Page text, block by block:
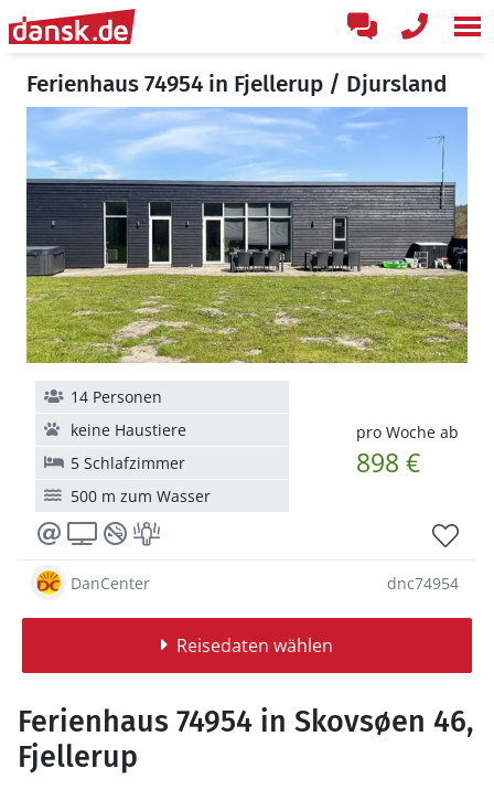
Ferienhaus 74954 in Fjellerup / Djursland
pro Woche ab
898 €
14 Personen
keine Haustiere
5 Schlafzimmer
500 m zum Wasser
DanCenter dnc74954
Reisedaten wählen
Ferienhaus 74954 in Skovsøen 46,
Fjellerup